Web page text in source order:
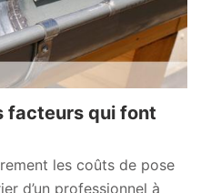
facteurs qui font
les coûts de pose
d’un professionnel à